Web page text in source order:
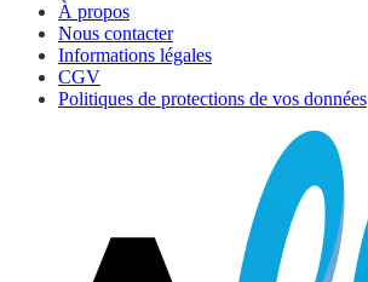
À propos
Nous contacter
Informations légales
CGV
Politiques de protections de vos données